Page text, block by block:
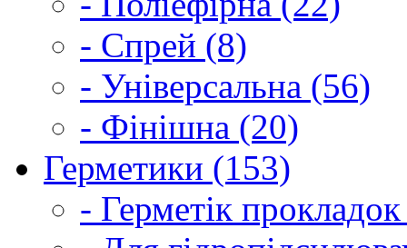
- Спрей (8)
- Універсальна (56)
- Фінішна (20)
Герметики (153)
- Герметік